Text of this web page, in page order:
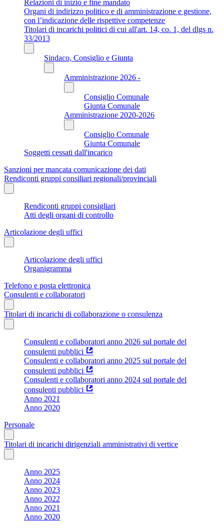
Relazioni di inizio e fine mandato
Organi di indirizzo politico e di amministrazione e gestione,
con l’indicazione delle rispettive competenze
Titolari di incarichi politici di cui all'art. 14, co. 1, del dlgs n.
33/2013
Sindaco, Consiglio e Giunta
Amministrazione 2026 -
Consiglio Comunale
Giunta Comunale
Amministrazione 2020-2026
Consiglio Comunale
Giunta Comunale
Soggetti cessati dall'incarico
Sanzioni per mancata comunicazione dei dati
Rendiconti gruppi consiliari regionali/provinciali
Rendiconti gruppi consigliari
Atti degli organi di controllo
Articolazione degli uffici
Articolazione degli uffici
Organigramma
Telefono e posta elettronica
Consulenti e collaboratori
Titolari di incarichi di collaborazione o consulenza
Consulenti e collaboratori anno 2026 sul portale del
consulenti pubblici
Consulenti e collaboratori anno 2025 sul portale del
consulenti pubblici
Consulenti e collaboratori anno 2024 sul portale del
consulenti pubblici
Anno 2021
Anno 2020
Personale
Titolari di incarichi dirigenziali amministrativi di vertice
Anno 2025
Anno 2024
Anno 2023
Anno 2022
Anno 2021
Anno 2020